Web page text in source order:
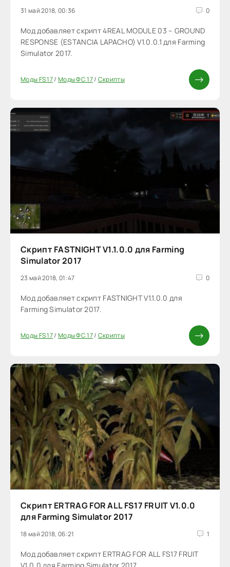
31 май 2018, 00:36 0
Мод добавляет скрипт 4REAL MODULE 03 – GROUND
RESPONSE (ESTANCIA LAPACHO) V1.0.0.1 для Farming
Simulator 2017.
Моды FS 17/ Моды ФС 17/ Скрипты
Скрипт FASTNIGHT V1.1.0.0 для Farming
Simulator 2017
23 май 2018, 01:47 0
Мод добавляет скрипт FASTNIGHT V1.1.0.0 для
Farming Simulator 2017.
Моды FS 17/ Моды ФС 17/ Скрипты
Скрипт ERTRAG FOR ALL FS17 FRUIT V1.0.0
для Farming Simulator 2017
18 май 2018, 06:21 1
Мод добавляет скрипт ERTRAG FOR ALL FS17 FRUIT